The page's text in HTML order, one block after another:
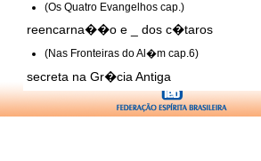
(Os Quatro Evangelhos cap.)
reencarna��o e _ dos c�taros
(Nas Fronteiras do Al�m cap.6)
secreta na Gr�cia Antiga
(Depois da Morte cap.4)